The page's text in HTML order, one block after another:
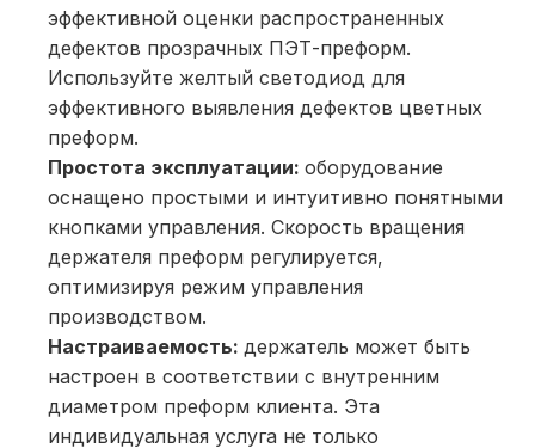
эффективной оценки распространенных
дефектов прозрачных ПЭТ-преформ.
Используйте желтый светодиод для
эффективного выявления дефектов цветных
преформ.
Простота эксплуатации: оборудование
оснащено простыми и интуитивно понятными
кнопками управления. Скорость вращения
держателя преформ регулируется,
оптимизируя режим управления
производством.
Настраиваемость: держатель может быть
настроен в соответствии с внутренним
диаметром преформ клиента. Эта
индивидуальная услуга не только